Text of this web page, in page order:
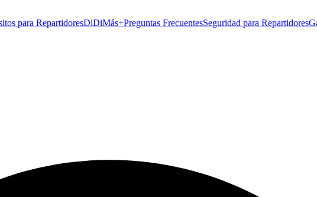
para RepartidoresDiDiMás+Preguntas FrecuentesSeguridad para Repartidores